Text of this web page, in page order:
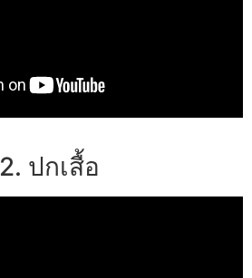
2. ปกเสื้อ